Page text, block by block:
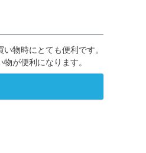
物時にとても便利です。
が便利になります。